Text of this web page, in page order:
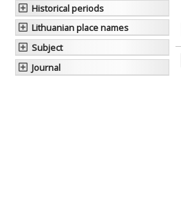
Historical periods
Lithuanian place names
Subject
Journal